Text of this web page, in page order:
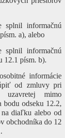
splnil informačnú
a), alebo
splnil informačnú
12.1 písm. b).
informácie
od zmluvy pri
mimo
bodu odseku 12.2,
diaľku alebo od
obchodníka do 12